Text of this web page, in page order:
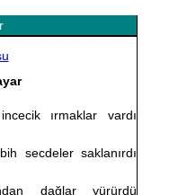
ırmaklar vardı
secdeler saklanırdı
dağlar yürürdü